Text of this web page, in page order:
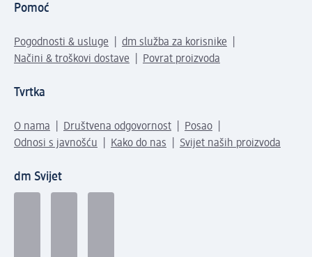
Pomoć
Pogodnosti & usluge
dm služba za korisnike
Načini & troškovi dostave
Povrat proizvoda
Tvrtka
O nama Društvena odgovornost
Posao
Odnosi s javnošću
Kako do nas Svijet naših proizvoda
dm Svijet